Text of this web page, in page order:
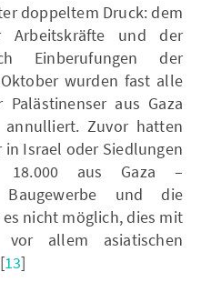
doppeltem Druck: dem
Arbeitskräfte und der
Einberufungen der
wurden fast alle
Palästinenser aus Gaza
Zuvor hatten
in Israel oder Siedlungen
18.000 aus Gaza –
und die
nicht möglich, dies mit
allem asiatischen
13]